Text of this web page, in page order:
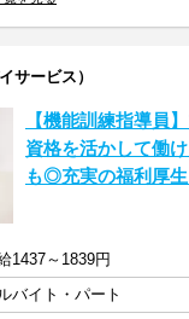
サービス）
【機能訓練指導員
資格を活かして働
も◎充実の福利厚生
1437～1839円
バイト・パート